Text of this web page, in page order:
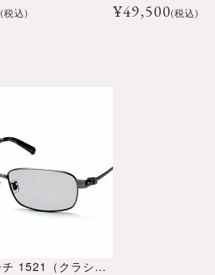
(税込) ¥49,500(税込)
ロングビーチ 1521（クラシックコレクション）